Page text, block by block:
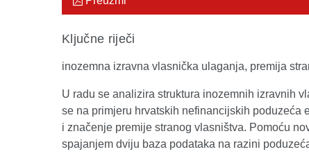
Ključne riječi
inozemna izravna vlasnička ulaganja, premija
U radu se analizira struktura inozemnih izravnih
se na primjeru hrvatskih nefinancijskih poduzeća
i značenje premije stranog vlasništva. Pomoću
spajanjem dviju baza podataka na razini